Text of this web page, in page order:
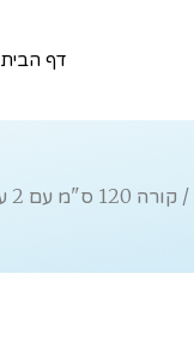
דף הבית
/ קורה 120 ס"מ עם 2 עמודי תמיכה מדגם TSS